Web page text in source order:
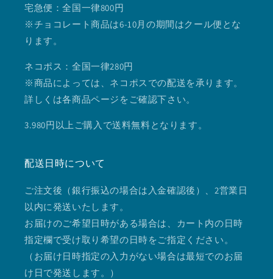
宅急便：全国一律800円
※チョコレート商品は6-10月の期間はクール便とな
ります。
ネコポス：全国一律280円
※商品によっては、ネコポスでの配送を承ります。
詳しくは各商品ページをご確認下さい。
3.980円以上ご購入で送料無料となります。
配送日時について
ご注文後（銀行振込の場合は入金確認後）、2営業日
以内に発送いたします。
お届けのご希望日時がある場合は、カート内の日時
指定欄で受け取り希望の日時をご指定ください。
（お届け日時指定の入力がない場合は最短でのお届
け日で発送します。）